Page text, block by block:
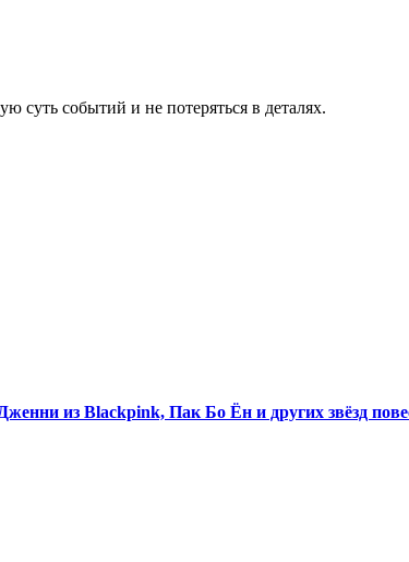
суть событий и не потеряться в деталях.
из Blackpink, Пак Бо Ён и других звёзд